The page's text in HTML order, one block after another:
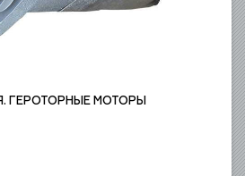
ГЕРОТОРНЫЕ МОТОРЫ